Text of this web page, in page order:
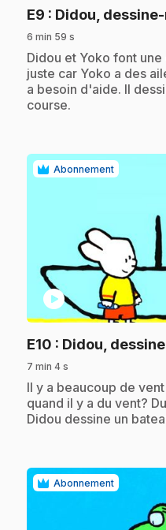
E9 : Didou,
6 min 59 s
.Didou et Yoko font
juste car Yoko a des
a besoin d'aide. Il
course.
Abonnement
play_circle
E10 : Didou,
7 min 4 s
.Il y a beaucoup de
quand il y a du vent?
Didou dessine un
Abonnement